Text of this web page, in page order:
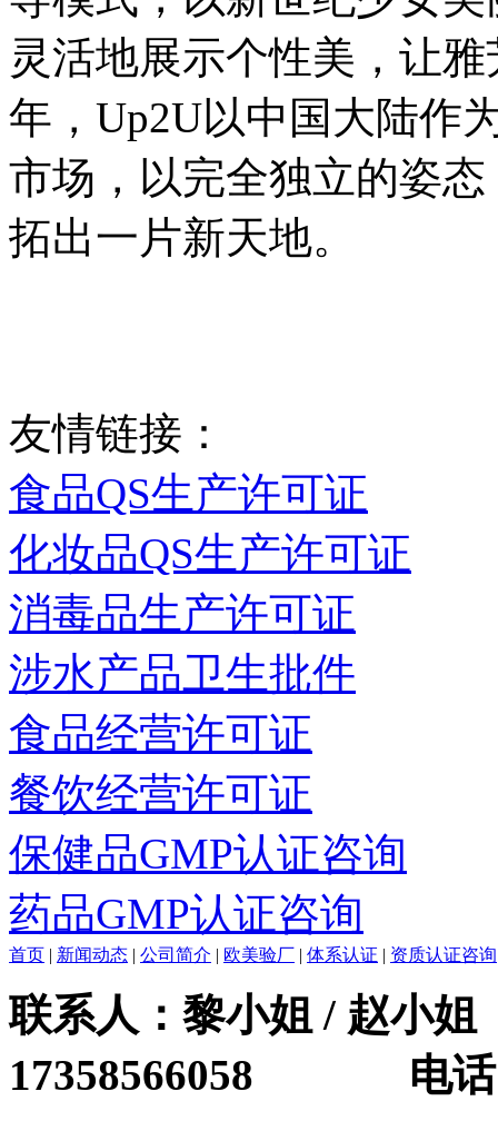
灵活地展示个性美，让
年，Up2U以中国大陆作
市场，以完全独立的姿
拓出一片新天地。
友情链接：
食品QS生产许可证
化妆品QS生产许可证
消毒品生产许可证
涉水产品卫生批件
食品经营许可证
餐饮经营许可证
保健品GMP认证咨询
药品GMP认证咨询
首页 | 新闻动态 | 公司简介 | 欧美验厂 | 体系认证 | 资质认证咨询
联系人：黎小姐 / 赵
17358566058 电话